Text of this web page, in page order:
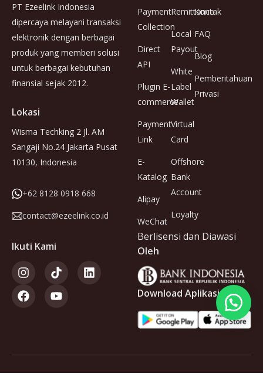
PT Ezeelink Indonesia
dipercaya melayani transaksi
elektronik dengan berbagai
produk yang memberi solusi
untuk berbagai kebutuhan
finansial sejak 2012.
Lokasi
Wisma Techking 2 Jl. AM
Sangaji No.24 Jakarta Pusat
10130, Indonesia
+62 8128 0918 668
contact@ezeelink.co.id
Ikuti Kami
Payment
Collection
Direct
API
Plugin E-
commerce
Payment
Link
E-
Katalog
Alipay
WeChat
Remittance
Local
Payout
White
Label
Wallet
Virtual
Card
Offshore
Bank
Account
Loyalty
Kontak
FAQ
Blog
Pemberitahuan
Privasi
Berlisensi dan Diawasi
Oleh
Download Aplikasi